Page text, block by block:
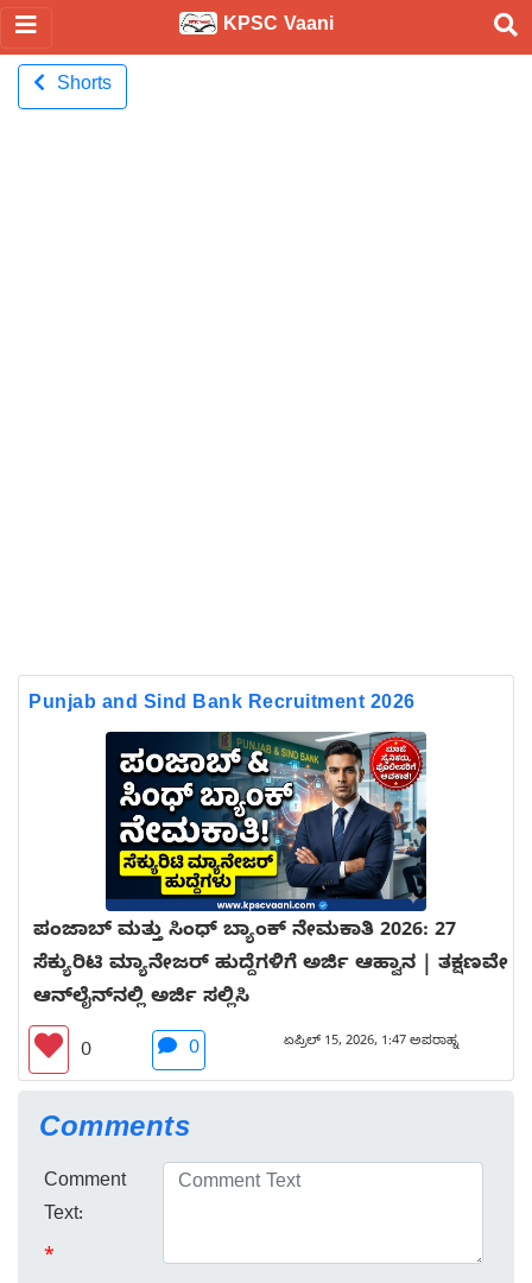
KPSC Vaani
Shorts
Punjab and Sind Bank Recruitment 2026
ಪಂಜಾಬ್ ಮತ್ತು ಸಿಂಧ್ ಬ್ಯಾಂಕ್ ನೇಮಕಾತಿ 2026: 27
ಸೆಕ್ಯುರಿಟಿ ಮ್ಯಾನೇಜರ್ ಹುದ್ದೆಗಳಿಗೆ ಅರ್ಜಿ ಆಹ್ವಾನ | ತಕ್ಷಣವೇ
ಆನ್‌ಲೈನ್‌ನಲ್ಲಿ ಅರ್ಜಿ ಸಲ್ಲಿಸಿ
0 0 ಏಪ್ರಿಲ್ 15, 2026, 1:47 ಅಪರಾಹ್ನ
Comments
Comment
Text:
*